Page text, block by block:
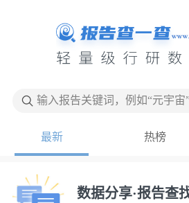
输入报告关键词，例如“元宇宙
最新 热榜
数据分享·报告查